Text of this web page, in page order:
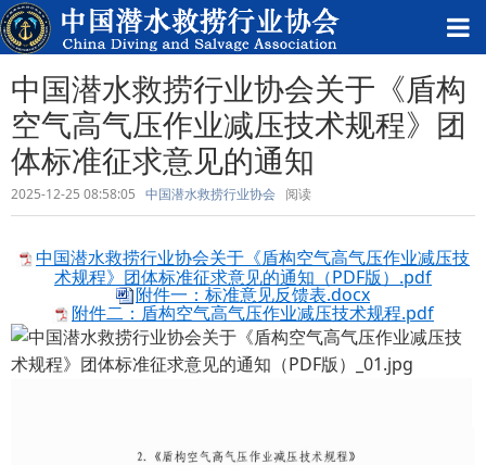
中国潜水救捞行业协会关于《盾构
空气高气压作业减压技术规程》团
体标准征求意见的通知
2025-12-25 08:58:05 中国潜水救捞行业协会 阅读
中国潜水救捞行业协会关于《盾构空气高气压作业减压技
术规程》团体标准征求意见的通知（PDF版）.pdf
附件一：标准意见反馈表.docx
附件二：盾构空气高气压作业减压技术规程.pdf